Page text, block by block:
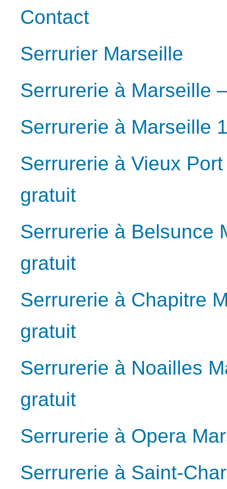
Contact
Serrurier Marseille
Serrurerie à Marseille
Serrurerie à Marseille
Serrurerie à Vieux
gratuit
Serrurerie à Belsunce
gratuit
Serrurerie à Chapitre
gratuit
Serrurerie à Noailles
gratuit
Serrurerie à Opera
Serrurerie à Saint-